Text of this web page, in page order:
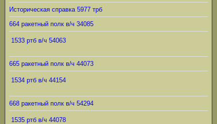
Историческая справка 5977 трб
664 ракетный полк в/ч 34085
1533 ртб в/ч 54063
665 ракетный полк в/ч 44073
1534 ртб в/ч 44154
668 ракетный полк в/ч 54294
1535 ртб в/ч 44078